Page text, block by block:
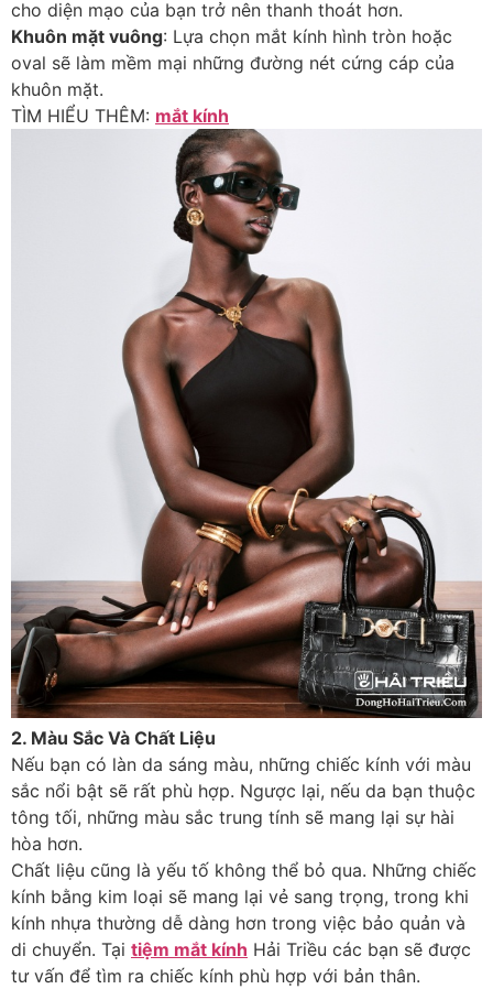
cho diện mạo của bạn trở nên thanh thoát hơn.
Khuôn mặt vuông: Lựa chọn mắt kính hình tròn hoặc
oval sẽ làm mềm mại những đường nét cứng cáp của
khuôn mặt.
TÌM HIỂU THÊM: mắt kính
2. Màu Sắc Và Chất Liệu
Nếu bạn có làn da sáng màu, những chiếc kính với màu
sắc nổi bật sẽ rất phù hợp. Ngược lại, nếu da bạn thuộc
tông tối, những màu sắc trung tính sẽ mang lại sự hài
hòa hơn.
Chất liệu cũng là yếu tố không thể bỏ qua. Những chiếc
kính bằng kim loại sẽ mang lại vẻ sang trọng, trong khi
kính nhựa thường dễ dàng hơn trong việc bảo quản và
di chuyển. Tại tiệm mắt kính Hải Triều các bạn sẽ được
tư vấn để tìm ra chiếc kính phù hợp với bản thân.